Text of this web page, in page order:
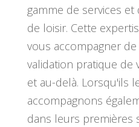
gamme de services
de loisir. Cette
vous accompagner
validation pratique de
et au-delà. Lorsqu'ils
accompagnons
dans leurs premières